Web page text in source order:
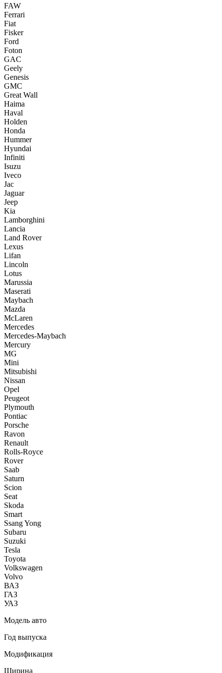
FAW
Ferrari
Fiat
Fisker
Ford
Foton
GAC
Geely
Genesis
GMC
Great Wall
Haima
Haval
Holden
Honda
Hummer
Hyundai
Infiniti
Isuzu
Iveco
Jac
Jaguar
Jeep
Kia
Lamborghini
Lancia
Land Rover
Lexus
Lifan
Lincoln
Lotus
Marussia
Maserati
Maybach
Mazda
McLaren
Mercedes
Mercedes-Maybach
Mercury
MG
Mini
Mitsubishi
Nissan
Opel
Peugeot
Plymouth
Pontiac
Porsche
Ravon
Renault
Rolls-Royce
Rover
Saab
Saturn
Scion
Seat
Skoda
Smart
Ssang Yong
Subaru
Suzuki
Tesla
Toyota
Volkswagen
Volvo
ВАЗ
ГАЗ
УАЗ
Модель авто
Год выпуска
Модификация
Ширина